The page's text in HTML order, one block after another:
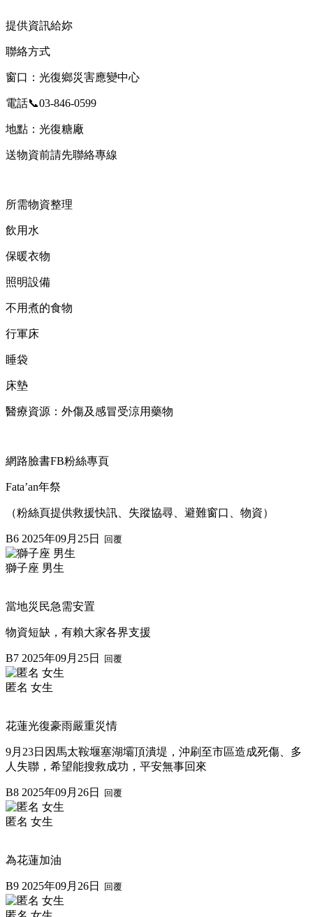
提供資訊給妳
聯絡方式
窗口：光復鄉災害應變中心
電話📞03-846-0599
地點：光復糖廠
送物資前請先聯絡專線
所需物資整理
飲用水
保暖衣物
照明設備
不用煮的食物
行軍床
睡袋
床墊
醫療資源：外傷及感冒受涼用藥物
網路臉書FB粉絲專頁
Fata’an年祭
（粉絲頁提供救援快訊、失蹤協尋、避難窗口、物資）
B6 2025年09月25日 回覆
獅子座 男生
當地災民急需安置
物資短缺，有賴大家各界支援
B7 2025年09月25日 回覆
匿名 女生
花蓮光復豪雨嚴重災情
9月23日因馬太鞍堰塞湖壩頂潰堤，沖刷至市區造成死傷、多
人失聯，希望能搜救成功，平安無事回來
B8 2025年09月26日 回覆
匿名 女生
為花蓮加油
B9 2025年09月26日 回覆